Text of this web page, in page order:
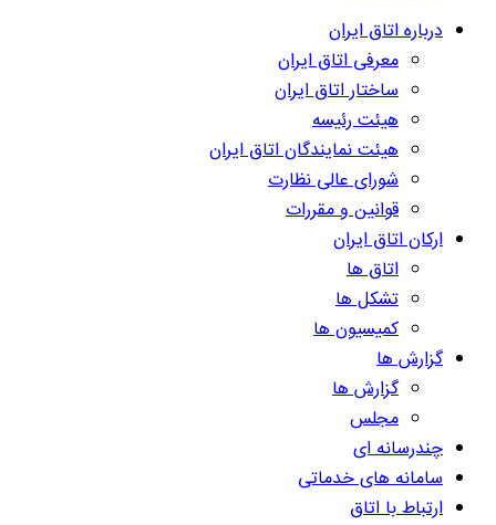
درباره اتاق ایران
معرفی اتاق ایران
ساختار اتاق ایران
هیئت رئیسه
هیئت نمایندگان اتاق ایران
شورای عالی نظارت
قوانین و مقررات
ارکان اتاق ایران
اتاق ها
تشکل ها
کمیسیون ها
گزارش ها
گزارش ها
مجلس
چندرسانه ای
سامانه های خدماتی
ارتباط با اتاق